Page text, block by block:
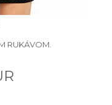
RUKÁVOM.